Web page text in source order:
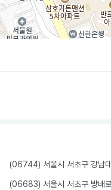
(06744) 서울시 서초구 강남
(06683) 서울시 서초구 방배